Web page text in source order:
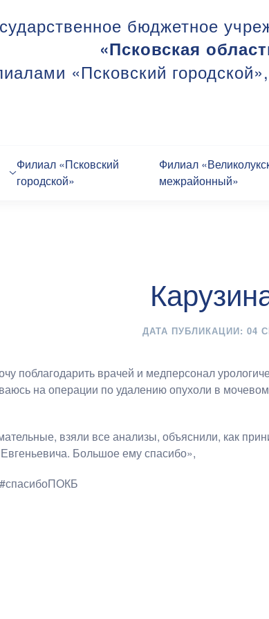
бюджетное
«Псковская
«Псковский
Филиал «Псковский
городской»
Филиал
межрайонный»
ДАТА ПУБЛИКАЦИИ: 04
поблагодарить врачей и медперсонал
на операции по удалению опухоли в
взяли все анализы, объяснили, как
Большое ему спасибо»,